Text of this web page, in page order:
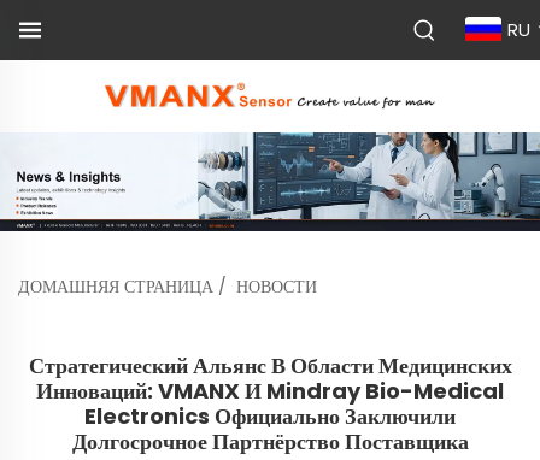
RU
ДОМАШНЯЯ СТРАНИЦА / НОВОСТИ
Стратегический Альянс В Области Медицинских
Инноваций: VMANX И Mindray Bio-Medical
Electronics Официально Заключили
Долгосрочное Партнёрство Поставщика